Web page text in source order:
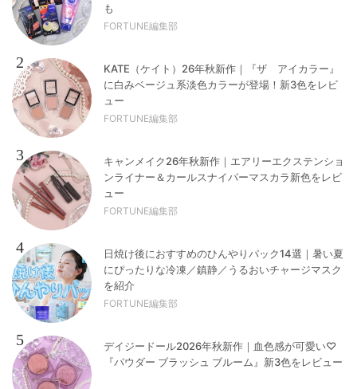
も
FORTUNE編集部
2
KATE（ケイト）26年秋新作｜『ザ アイカラー』
に白みベージュ系淡色カラーが登場！新3色をレビ
ュー
FORTUNE編集部
3
キャンメイク26年秋新作｜エアリーエクステンショ
ンライナー＆カールスナイパーマスカラ新色をレビ
ュー
FORTUNE編集部
4
日焼け後におすすめのひんやりパック14選｜暑い夏
にぴったりな冷凍／鎮静／うるおいチャージマスク
を紹介
FORTUNE編集部
5
デイジードール2026年秋新作｜血色感が可愛い♡
『パウダー ブラッシュ ブルーム』新3色をレビュー